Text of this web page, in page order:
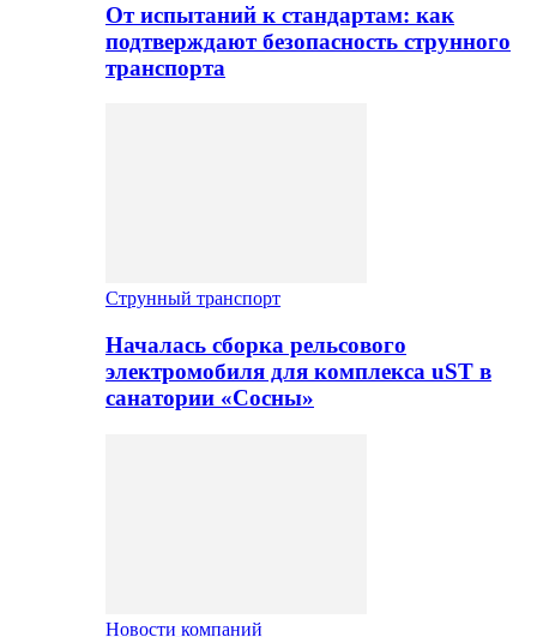
От испытаний к стандартам: как
подтверждают безопасность струнного
транспорта
Струнный транспорт
Началась сборка рельсового
электромобиля для комплекса uST в
санатории «Сосны»
Новости компаний